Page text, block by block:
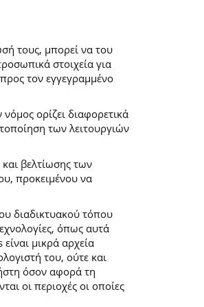
τους, μπορεί να του
στοιχεία για
τον εγγεγραμμένο
ορίζει διαφορετικά
των λειτουργιών
βελτίωσης των
προκειμένου να
διαδικτυακού τόπου
όπως αυτά
μικρά αρχεία
του, ούτε και
όσον αφορά τη
οι περιοχές οι οποίες